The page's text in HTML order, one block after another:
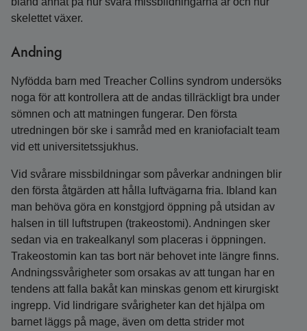
skelettet växer.
Andning
Nyfödda barn med Treacher Collins syndrom undersöks
noga för att kontrollera att de andas tillräckligt bra under
sömnen och att matningen fungerar. Den första
utredningen bör ske i samråd med en kraniofacialt team
vid ett universitetssjukhus.
Vid svårare missbildningar som påverkar andningen blir
den första åtgärden att hålla luftvägarna fria. Ibland kan
man behöva göra en konstgjord öppning på utsidan av
halsen in till luftstrupen (trakeostomi). Andningen sker
sedan via en trakealkanyl som placeras i öppningen.
Trakeostomin kan tas bort när behovet inte längre finns.
Andningssvårigheter som orsakas av att tungan har en
tendens att falla bakåt kan minskas genom ett kirurgiskt
ingrepp. Vid lindrigare svårigheter kan det hjälpa om
barnet läggs på mage, även om detta strider mot